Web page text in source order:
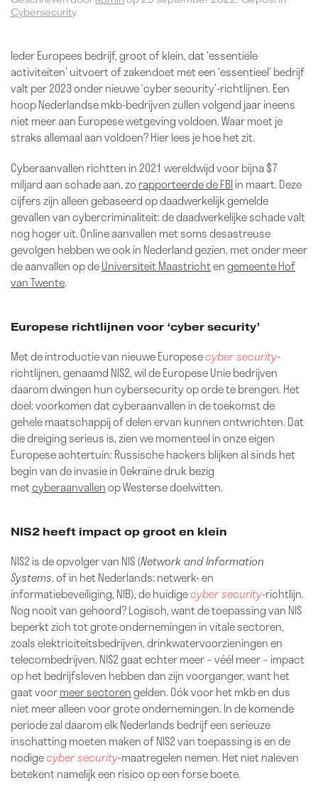
Cybersecurity.
Ieder Europees bedrijf, groot of klein, dat ‘essentiële
activiteiten’ uitvoert of zakendoet met een ‘essentieel’ bedrijf
valt per 2023 onder nieuwe ‘cyber security’-richtlijnen. Een
hoop Nederlandse mkb-bedrijven zullen volgend jaar ineens
niet meeraan Europese wetgeving voldoen. Waar moet je
straks allemaal aan voldoen? Hier lees je hoe het zit.
Cyberaanvallen richtten in 2021 wereldwijd voor bijna $7
miljard aan schade aan, zo rapporteerde de FBIin maart. Deze
cijfers zijn alleen gebaseerd op daadwerkelijk gemelde
gevallen van cybercriminaliteit: de daadwerkelijke schade valt
nog hoger uit. Online aanvallen met soms desastreuse
gevolgen hebben we ook in Nederland gezien, met onder meer
de aanvallen op deUniversiteit Maastrichtengemeente Hof
van Twente.
Europese richtlijnen voor ‘cyber security’
Met de introductie van nieuwe Europesecyber security-
richtlijnen, genaamd NIS2, wil de Europese Unie bedrijven
daarom dwingen hun cybersecurity op orde te brengen. Het
doel: voorkomen dat cyberaanvallen in de toekomst de
gehele maatschappij of delen ervan kunnen ontwrichten. Dat
die dreiging serieus is, zien we momenteel in onze eigen
Europese achtertuin: Russische hackers blijken al sinds het
begin van de invasie in Oekraïne druk bezig
metcyberaanvallenop Westerse doelwitten.
NIS2 heeft impact op groot en klein
NIS2 is de opvolger van NIS (Network and Information
Systems, of in het Nederlands: netwerk- en
informatiebeveiliging, NIB), de huidigecyber security-richtlijn.
Nog nooit van gehoord? Logisch, want de toepassing van NIS
beperkt zich tot grote ondernemingen in vitale sectoren,
zoals elektriciteitsbedrijven, drinkwatervoorzieningen en
telecombedrijven. NIS2 gaat echter meer – véél meer – impact
op het bedrijfsleven hebben dan zijn voorganger, want het
gaat voormeer sectorengelden. Oók voor het mkb en dus
niet meer alleen voor grote ondernemingen. In de komende
periode zal daarom elk Nederlands bedrijf een serieuze
inschatting moeten maken of NIS2 van toepassing is en de
nodigecyber security-maatregelen nemen. Het niet naleven
betekent namelijk een risico op een forse boete.